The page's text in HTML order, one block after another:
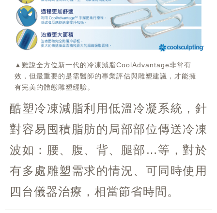
▲雖說全方位新一代的冷凍減脂CoolAdvantage非常有
效，但最重要的是需醫師的專業評估與雕塑建議，才能擁
有完美的體態雕塑經驗。
酷塑冷凍減脂利用低溫冷凝系統，針
對容易囤積脂肪的局部部位傳送冷凍
波如：腰、腹、背、腿部…等，對於
有多處雕塑需求的情況、可同時使用
四台儀器治療，相當節省時間。